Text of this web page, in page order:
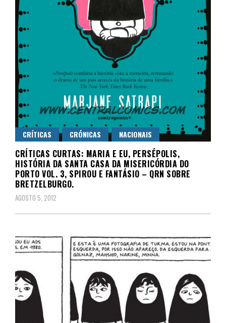
CRÍTICAS CRÓNICAS NACIONAIS
CRÍTICAS CURTAS: MARIA E EU, PERSÉPOLIS,
HISTÓRIA DA SANTA CASA DA MISERICÓRDIA DO
PORTO VOL. 3, SPIROU E FANTÁSIO – QRN SOBRE
BRETZELBURGO.
AGOSTO 5, 2012